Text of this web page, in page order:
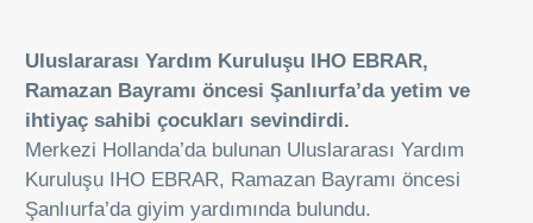
Uluslararası Yardım Kuruluşu IHO EBRAR,
Ramazan Bayramı öncesi Şanlıurfa’da yetim ve
ihtiyaç sahibi çocukları sevindirdi.
Merkezi Hollanda’da bulunan Uluslararası Yardım
Kuruluşu IHO EBRAR, Ramazan Bayramı öncesi
Şanlıurfa’da giyim yardımında bulundu.